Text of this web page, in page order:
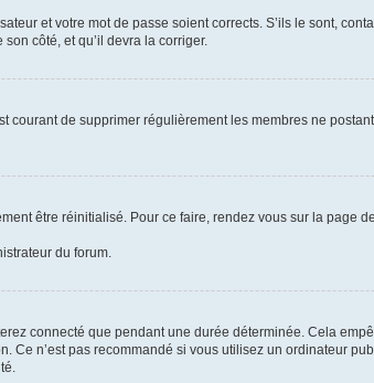
et votre mot de passe soient corrects. S’ils le sont,
côté, et qu’il devra la corriger.
courant de supprimer régulièrement les membres ne
être réinitialisé. Pour ce faire, rendez vous sur la page
du forum.
connecté que pendant une durée déterminée. Cela
Ce n’est pas recommandé si vous utilisez un ordinateur